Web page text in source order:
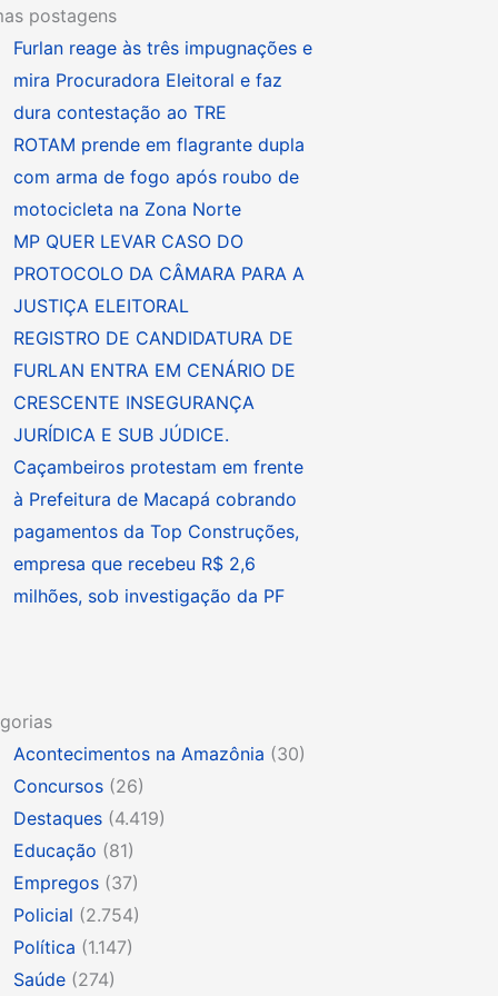
postagens
Furlan reage às três impugnações e
mira Procuradora Eleitoral e faz
dura contestação ao TRE
ROTAM prende em flagrante dupla
com arma de fogo após roubo de
motocicleta na Zona Norte
MP QUER LEVAR CASO DO
PROTOCOLO DA CÂMARA PARA A
JUSTIÇA ELEITORAL
REGISTRO DE CANDIDATURA DE
FURLAN ENTRA EM CENÁRIO DE
CRESCENTE INSEGURANÇA
JURÍDICA E SUB JÚDICE.
Caçambeiros protestam em frente
à Prefeitura de Macapá cobrando
pagamentos da Top Construções,
empresa que recebeu R$ 2,6
milhões, sob investigação da PF
Acontecimentos na Amazônia (30)
Concursos (26)
Destaques (4.419)
Educação (81)
Empregos (37)
Policial (2.754)
Política (1.147)
Saúde (274)